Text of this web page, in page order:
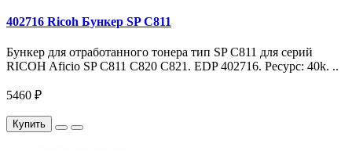
402716 Ricoh Бункер SP C811
Бункер для отработанного тонера тип SP C811 для серий
RICOH Aficio SP C811 C820 C821. EDP 402716. Ресурс: 40k. ..
5460 ₽
Купить